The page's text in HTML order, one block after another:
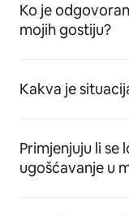
Ko je
mojih gostiju?
Kakva je
Primjenjuju li se
ugošćavanje u